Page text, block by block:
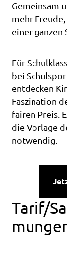
Gemeinsam
mehr
einer ganzen
Für
bei
entdecken
Faszination
fairen Preis.
die Vorlage
notwendig.
Tarif/